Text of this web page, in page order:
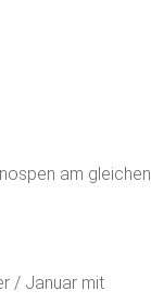
am gleichen
/ Januar mit